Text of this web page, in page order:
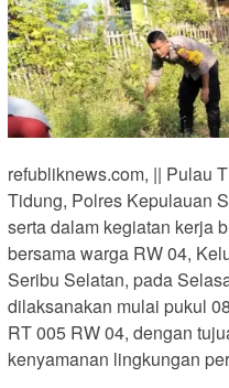
refubliknews.com, || Pulau
Tidung, Polres Kepulauan
serta dalam kegiatan kerja
bersama warga RW 04,
Seribu Selatan, pada
dilaksanakan mulai pukul
RT 005 RW 04, dengan
kenyamanan lingkungan